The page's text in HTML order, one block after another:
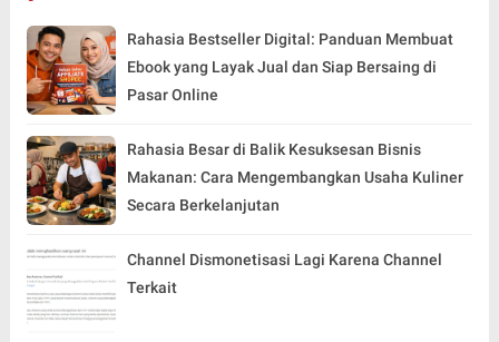
Rahasia Bestseller Digital: Panduan Membuat
Ebook yang Layak Jual dan Siap Bersaing di
Pasar Online
Rahasia Besar di Balik Kesuksesan Bisnis
Makanan: Cara Mengembangkan Usaha Kuliner
Secara Berkelanjutan
Channel Dismonetisasi Lagi Karena Channel
Terkait